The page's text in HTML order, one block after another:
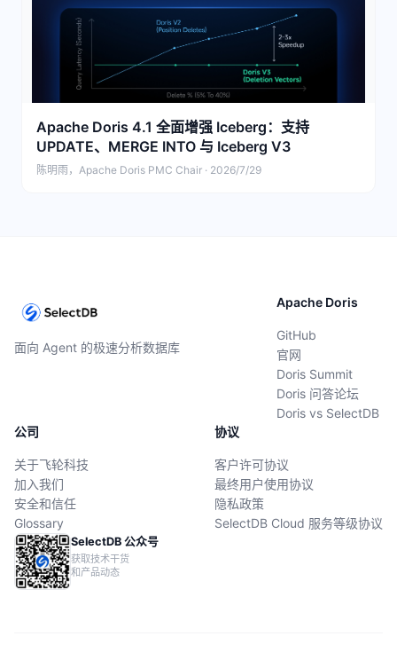
Apache Doris 4.1 全面增强 Iceberg：支持
UPDATE、MERGE INTO 与 Iceberg V3
陈明雨，Apache Doris PMC Chair · 2026/7/29
面向 Agent 的极速分析数据库
Apache Doris
GitHub
官网
Doris Summit
Doris 问答论坛
Doris vs SelectDB
公司
关于飞轮科技
加入我们
安全和信任
Glossary
协议
客户许可协议
最终用户使用协议
隐私政策
SelectDB Cloud 服务等级协议
SelectDB 公众号
获取技术干货
和产品动态